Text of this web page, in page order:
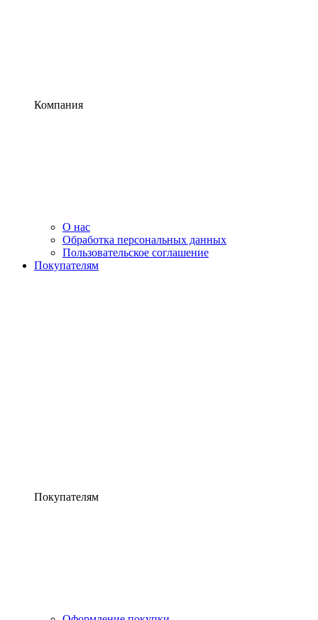
Компания
О нас
Обработка персональных данных
Пользовательское соглашение
Покупателям
Покупателям